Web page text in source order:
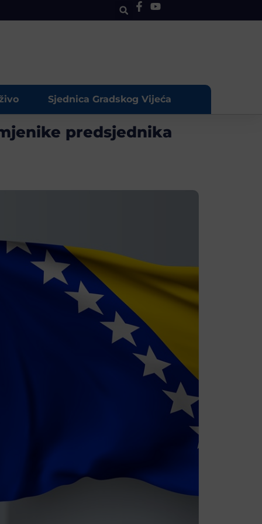
Sjednica Gradskog Vijeća
predsjednika